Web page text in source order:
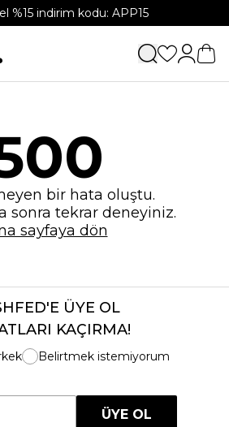
%15 indirim kodu: APP15
bir hata oluştu.
sonra tekrar deneyiniz.
sayfaya dön
ÜYE OL
KAÇIRMA!
Belirtmek istemiyorum
ÜYE OL